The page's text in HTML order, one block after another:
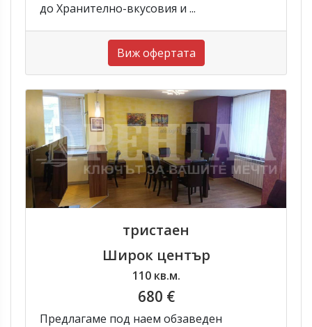
до Хранително-вкусовия и ...
Виж офертата
тристаен
Широк център
110 кв.м.
680 €
Предлагаме под наем обзаведен